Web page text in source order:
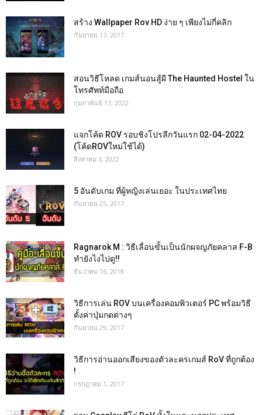
สร้าง Wallpaper Rov HD ง่าย ๆ เพียงไม่กี่คลิก
กันยายน 17, 2017
สอนวิธีโหลด เกมส์นอนสู้ผี The Haunted Hostel ใน
โทรศัพท์มือถือ
กุมภาพันธ์ 17, 2022
แจกโค้ด ROV รอบชิงโปรลีกวันแรก 02-04-2022
(โค้ดROVใหม่ใช้ได้)
สิงหาคม 3, 2022
5 อันดับเกม ที่ผู้หญิงเล่นเยอะ ในประเทศไทย
กันยายน 25, 2017
Ragnarok M : วิธีเลื่อนขั้นเป็นนักผจญภัยคลาส F-B
ทำยังไงไปดู!!
ธันวาคม 16, 2018
วิธีการเล่น ROV บนเครื่องคอมพิวเตอร์ PC พร้อมวิธี
ตั้งค่าปุ่มกดต่างๆ
กันยายน 29, 2017
วิธีการอ่านออกเสียงของตัวละครเกมส์ RoV ที่ถูกต้อง
!
กรกฎาคม 1, 2017